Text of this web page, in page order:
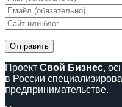
Проект Свой Бизнес,
в России
предпринимательстве.